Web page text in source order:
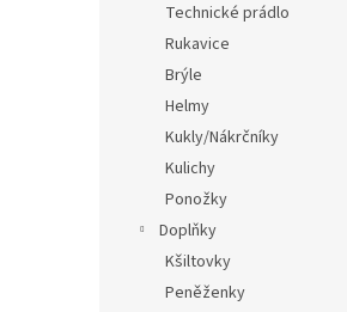
Technické prádlo
Rukavice
Brýle
Helmy
Kukly/Nákrčníky
Kulichy
Ponožky
Doplňky
Kšiltovky
Peněženky